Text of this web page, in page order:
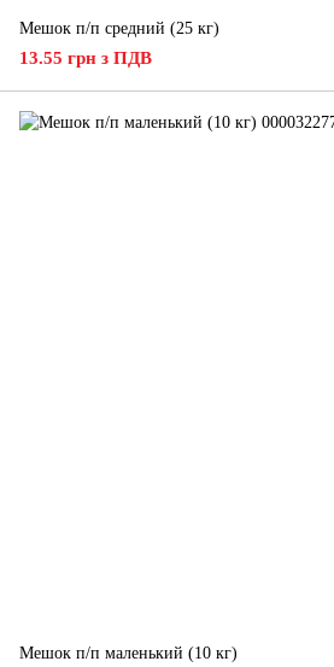
Мешок п/п средний (25 кг)
13.55 грн з ПДВ
Мешок п/п маленький (10 кг)